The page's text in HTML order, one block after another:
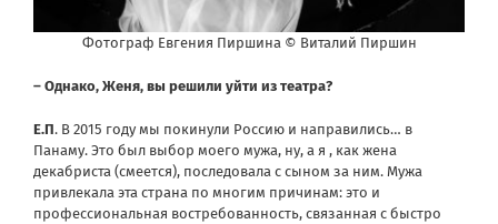
Фотограф Евгения Пиршина © Виталий Пиршин
– Однако, Женя, вы решили уйти из театра?
Е.П. В 2015 году мы покинули Россию и направились… в
Панаму. Это был выбор моего мужа, ну, а я , как жена
декабриста (смеется), последовала с сыном за ним. Мужа
привлекала эта страна по многим причинам: это и
профессиональная востребованность, связанная с быстро